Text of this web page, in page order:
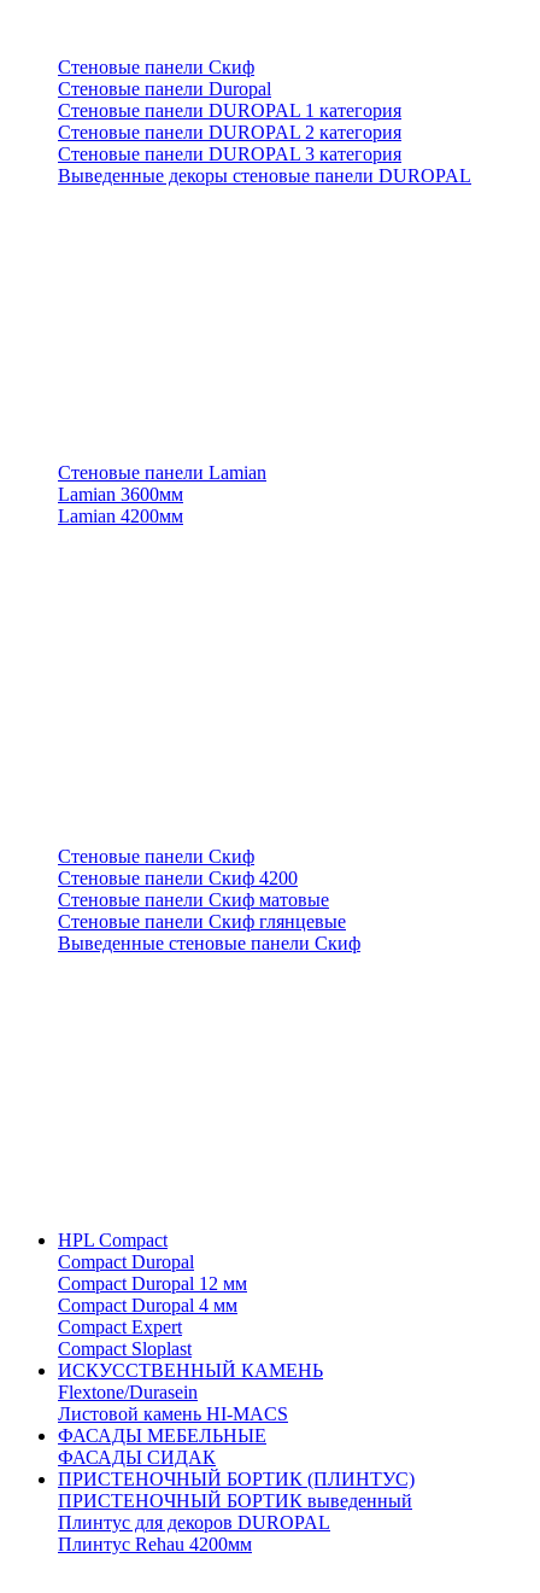
Стеновые панели Скиф
Стеновые панели Duropal
Стеновые панели DUROPAL 1 категория
Стеновые панели DUROPAL 2 категория
Стеновые панели DUROPAL 3 категория
Выведенные декоры стеновые панели DUROPAL
Стеновые панели Lamian
Lamian 3600мм
Lamian 4200мм
Стеновые панели Скиф
Стеновые панели Скиф 4200
Стеновые панели Скиф матовые
Стеновые панели Скиф глянцевые
Выведенные стеновые панели Скиф
HPL Compact
Compact Duropal
Compact Duropal 12 мм
Compact Duropal 4 мм
Compact Expert
Compact Sloplast
ИСКУССТВЕННЫЙ КАМЕНЬ
Flextone/Durasein
Листовой камень HI-MACS
ФАСАДЫ МЕБЕЛЬНЫЕ
ФАСАДЫ СИДАК
ПРИСТЕНОЧНЫЙ БОРТИК (ПЛИНТУС)
ПРИСТЕНОЧНЫЙ БОРТИК выведенный
Плинтус для декоров DUROPAL
Плинтус Rehau 4200мм